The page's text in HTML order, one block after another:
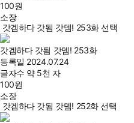
100원
소장
갓겜하다 갓됨 갓뎀! 253화 선택
갓겜하다 갓됨 갓뎀! 253화
등록일 2024.07.24
글자수 약 5천 자
100원
소장
갓겜하다 갓됨 갓뎀! 252화 선택